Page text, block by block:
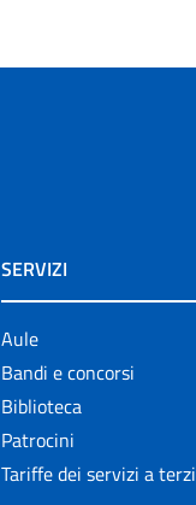
SERVIZI
Aule
Bandi e concorsi
Biblioteca
Patrocini
Tariffe dei servizi a terzi